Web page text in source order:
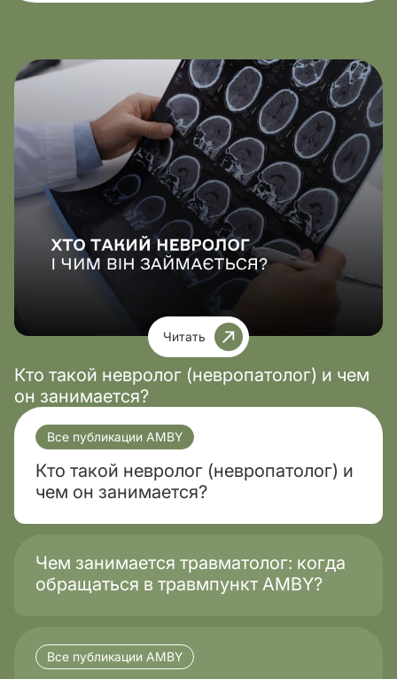
Читать
Кто такой невролог (невропатолог) и чем
он занимается?
Все публикации AMBY
Кто такой невролог (невропатолог) и
чем он занимается?
Чем занимается травматолог: когда
обращаться в травмпункт AMBY?
Все публикации AMBY